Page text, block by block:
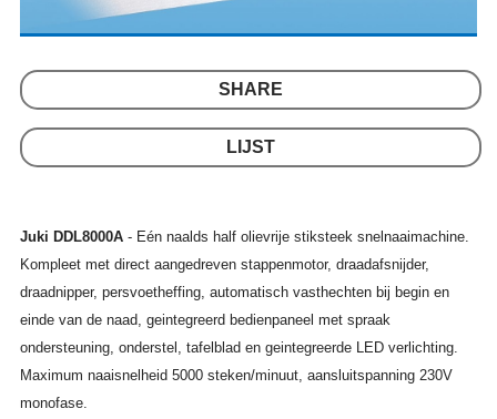
SHARE
LIJST
Juki DDL8000A- Eén naalds half olievrijestiksteek snelnaaimachine.
Kompleet met direct aangedreven stappenmotor, draadafsnijder,
draadnipper, persvoetheffing, automatisch vasthechten bij begin en
einde van de naad, geintegreerd bedienpaneel met spraak
ondersteuning, onderstel, tafelblad en geintegreerde LED verlichting.
Maximum naaisnelheid 5000 steken/minuut, aansluitspanning 230V
monofase.